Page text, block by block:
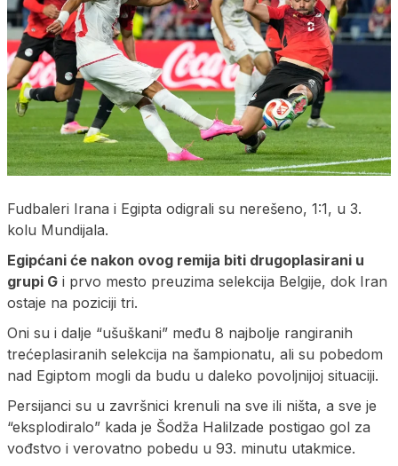
Fudbaleri Irana i Egipta odigrali su nerešeno, 1:1, u 3.
kolu Mundijala.
Egipćani će nakon ovog remija biti drugoplasirani u
grupi G i prvo mesto preuzima selekcija Belgije, dok Iran
ostaje na poziciji tri.
Oni su i dalje “ušuškani” među 8 najbolje rangiranih
trećeplasiranih selekcija na šampionatu, ali su pobedom
nad Egiptom mogli da budu u daleko povoljnijoj situaciji.
Persijanci su u završnici krenuli na sve ili ništa, a sve je
“eksplodiralo” kada je Šodža Halilzade postigao gol za
vođstvo i verovatno pobedu u 93. minutu utakmice.